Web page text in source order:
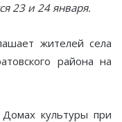
23 и 24 января.
жителей села
района на
культуры при